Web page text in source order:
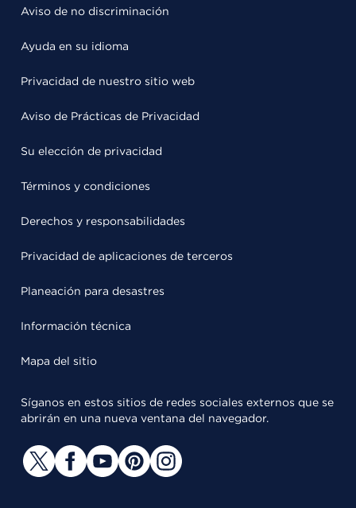
Aviso de no discriminación
Ayuda en su idioma
Privacidad de nuestro sitio web
Aviso de Prácticas de Privacidad
Su elección de privacidad
Términos y condiciones
Derechos y responsabilidades
Privacidad de aplicaciones de terceros
Planeación para desastres
Información técnica
Mapa del sitio
Síganos en estos sitios de redes sociales externos que se
abrirán en una nueva ventana del navegador.